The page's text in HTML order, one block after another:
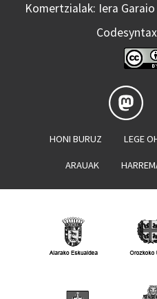
Komertzialak: Iera
HONI BURUZ LEGE
ARAUAK